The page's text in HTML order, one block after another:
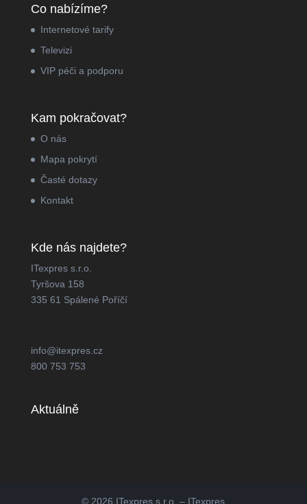
Co nabízíme?
Internetové tarify
Televizi
VIP péči a podporu
Kam pokračovat?
O nás
Mapa pokrytí
Časté dotazy
Kontakt
Kde nás najdete?
ITexpres s.r.o.
Tyršova 158
335 61 Spálené Poříčí
info@itexpres.cz
800 753 753
Aktuálně
© 2026 ITexpres s.r.o. – ITexpres